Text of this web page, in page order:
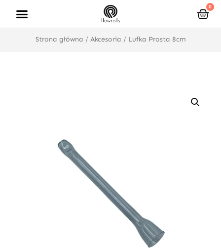
treści
0
Strona główna / Akcesoria / Lufka Prosta 8cm